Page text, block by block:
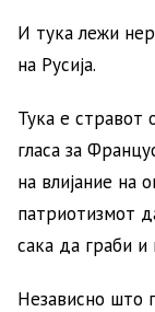
И тука лежи
на Русија.
Тука е
гласа за
на влијание на
патриотизмот
сака да граби и
Независно што